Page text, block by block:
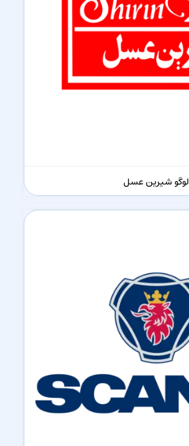
لوگو شیرین عسل